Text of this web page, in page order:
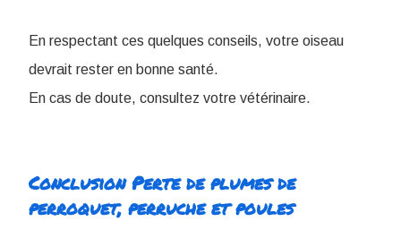
En respectant ces quelques conseils, votre oiseau
devrait rester en bonne santé.
En cas de doute, consultez votre vétérinaire.
Conclusion Perte de plumes de
perroquet, perruche et poules